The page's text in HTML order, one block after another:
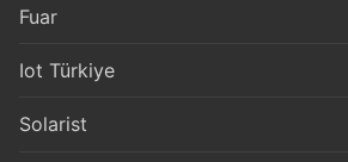
Fuar
Iot Türkiye
Solarist